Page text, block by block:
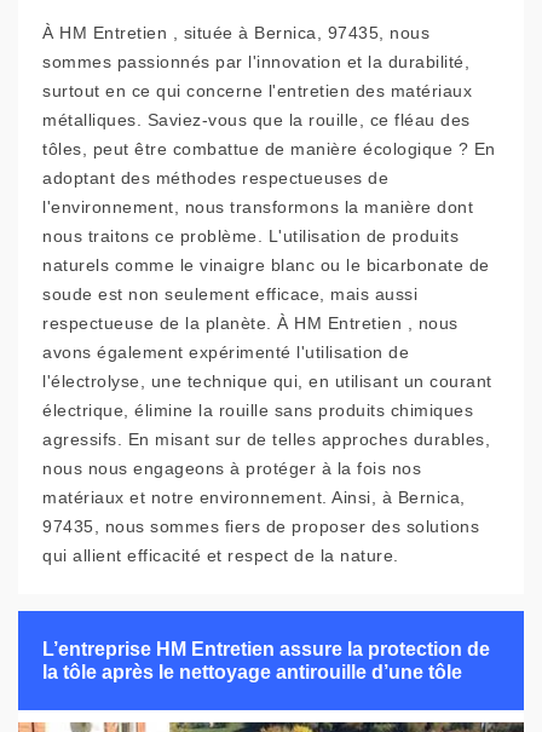
À HM Entretien , située à Bernica, 97435, nous
sommes passionnés par l'innovation et la durabilité,
surtout en ce qui concerne l'entretien des matériaux
métalliques. Saviez-vous que la rouille, ce fléau des
tôles, peut être combattue de manière écologique ? En
adoptant des méthodes respectueuses de
l'environnement, nous transformons la manière dont
nous traitons ce problème. L'utilisation de produits
naturels comme le vinaigre blanc ou le bicarbonate de
soude est non seulement efficace, mais aussi
respectueuse de la planète. À HM Entretien , nous
avons également expérimenté l'utilisation de
l'électrolyse, une technique qui, en utilisant un courant
électrique, élimine la rouille sans produits chimiques
agressifs. En misant sur de telles approches durables,
nous nous engageons à protéger à la fois nos
matériaux et notre environnement. Ainsi, à Bernica,
97435, nous sommes fiers de proposer des solutions
qui allient efficacité et respect de la nature.
L’entreprise HM Entretien assure la protection de
la tôle après le nettoyage antirouille d’une tôle